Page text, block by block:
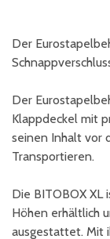
Der
Der
Klappdeckel mit
seinen Inhalt vor
Transportieren.
Die BITOBOX XL
Höhen erhältlich
ausgestattet. Mit